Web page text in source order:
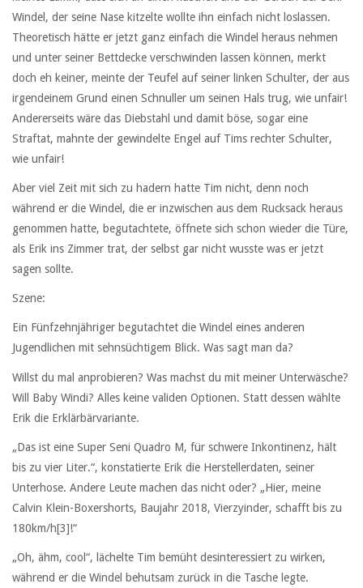
Windel, der seine Nase kitzelte wollte ihn einfach nicht loslassen.
Theoretisch hätte er jetzt ganz einfach die Windel heraus nehmen
und unter seiner Bettdecke verschwinden lassen können, merkt
doch eh keiner, meinte der Teufel auf seiner linken Schulter, der aus
irgendeinem Grund einen Schnuller um seinen Hals trug, wie unfair!
Andererseits wäre das Diebstahl und damit böse, sogar eine
Straftat, mahnte der gewindelte Engel auf Tims rechter Schulter,
wie unfair!
Aber viel Zeit mit sich zu hadern hatte Tim nicht, denn noch
während er die Windel, die er inzwischen aus dem Rucksack heraus
genommen hatte, begutachtete, öffnete sich schon wieder die Türe,
als Erik ins Zimmer trat, der selbst gar nicht wusste was er jetzt
sagen sollte.
Szene:
Ein Fünfzehnjähriger begutachtet die Windel eines anderen
Jugendlichen mit sehnsüchtigem Blick. Was sagt man da?
Willst du mal anprobieren? Was machst du mit meiner Unterwäsche?
Will Baby Windi? Alles keine validen Optionen. Statt dessen wählte
Erik die Erklärbärvariante.
„Das ist eine Super Seni Quadro M, für schwere Inkontinenz, hält
bis zu vier Liter.“, konstatierte Erik die Herstellerdaten, seiner
Unterhose. Andere Leute machen das nicht oder? „Hier, meine
Calvin Klein-Boxershorts, Baujahr 2018, Vierzyinder, schafft bis zu
180km/h[3]!“
„Oh, ähm, cool“, lächelte Tim bemüht desinteressiert zu wirken,
während er die Windel behutsam zurück in die Tasche legte.